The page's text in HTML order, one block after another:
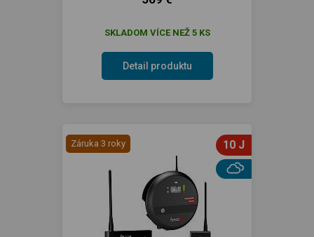
SKLADOM VÍCE NEŽ 5 KS
Detail produktu
Záruka 3 roky 10 J